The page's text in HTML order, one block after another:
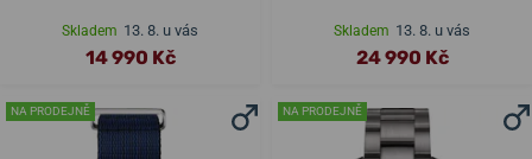
Skladem 13. 8. u vás
14 990 Kč
Skladem 13. 8. u vás
24 990 Kč
NA PRODEJNĚ NA PRODEJNĚ